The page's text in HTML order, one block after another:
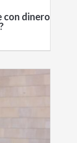
con dinero